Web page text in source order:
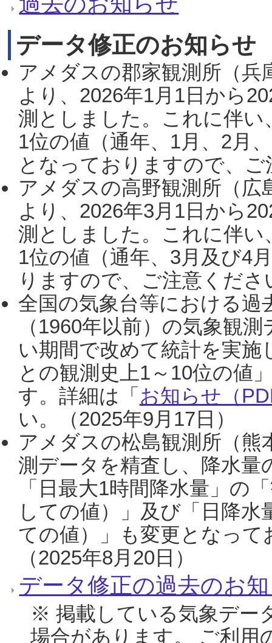
データ修正のお知らせ
アメダスの郡家観測所（
より、2026年1月1日から
測としました。これに伴い
1位の値（通年、1月、2月
となっておりますので、
アメダスの高野観測所（
より、2026年3月1日から
測としました。これに伴い
1位の値（通年、3月及び4
りますので、ご注意くだ
全国の気象台等における過
（1960年以前）の気象観
い期間で改めて統計を実
との観測史上1～10位の値
す。詳細は「 お知らせ（
い。（2025年9月17日）
アメダスの松島観測所（熊
測データを精査し、降水
「日最大1時間降水量」の
しての値）」及び「日降
ての値）」も変更となっ
（2025年8月20日）
データ修正の過去のお
※ 掲載している気象デー
場合があります。 ご利用